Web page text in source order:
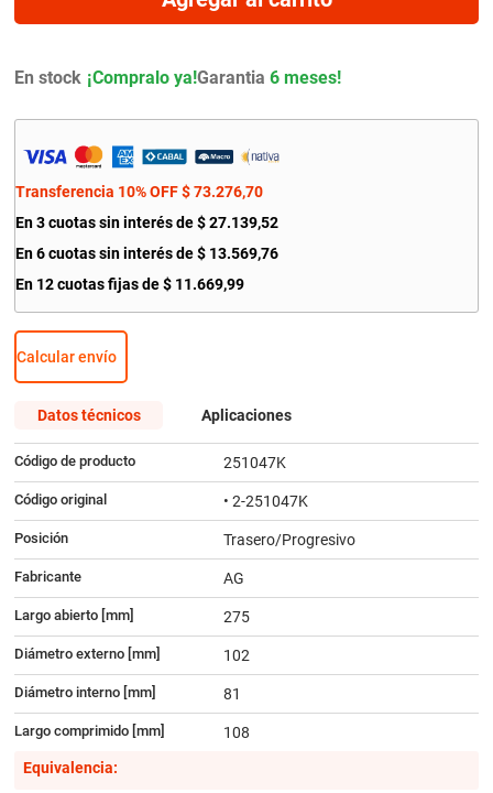
En stock Garantia 6 meses!
Transferencia 10% OFF $ 73.276,70
En 3 cuotas sin interés de $ 27.139,52
En 6 cuotas sin interés de$ 13.569,76
En 12 cuotas fijas de $ 11.669,99
Calcular envío
Datos técnicos Aplicaciones
Código de producto 251047K
Código original • 2-251047K
Posición Trasero/Progresivo
Fabricante AG
Largo abierto [mm] 275
Diámetro externo [mm] 102
Diámetro interno [mm] 81
Largo comprimido [mm]
108
Equivalencia: